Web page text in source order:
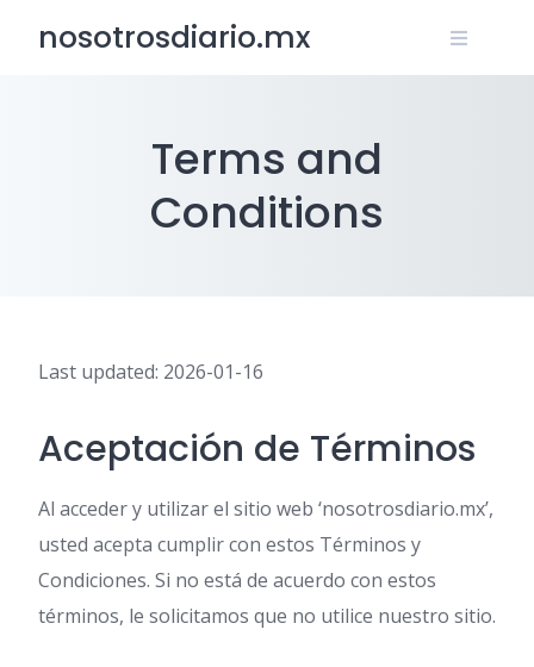
nosotrosdiario.mx
Terms and
Conditions
Last updated: 2026-01-16
Aceptación de Términos
Al acceder y utilizar el sitio web ‘nosotrosdiario.mx’,
usted acepta cumplir con estos Términos y
Condiciones. Si no está de acuerdo con estos
términos, le solicitamos que no utilice nuestro sitio.